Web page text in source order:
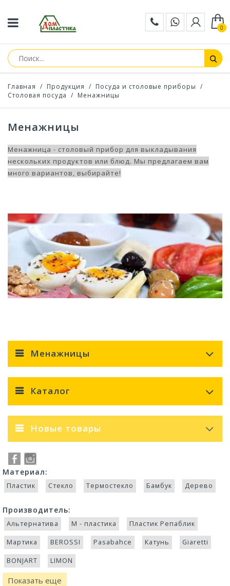
0
Главная / Продукция / Посуда и столовые приборы /
Столовая посуда / Менажницы
Менажницы
Менажница - столовый прибор для выкладывания
нескольких продуктов или блюд. Мы предлагаем вам
много вариантов, выбирайте!
Менажницы
Каталог
Новые товары
Материал:
Пластик Стекло Термостекло Бамбук Дерево
Производитель:
Альтернатива М - пластика Пластик Репаблик
Мартика BEROSSI Pasabahce Катунь Giaretti
BONJART LIMON
Показать еще